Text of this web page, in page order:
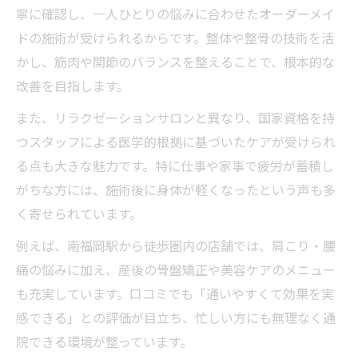
寧に確認し、一人ひとりの悩みに合わせたオーダーメイ
ドの施術が受けられるからです。整体や整骨の技術を活
かし、筋肉や関節のバランスを整えることで、根本的な
改善を目指します。
また、リラクゼーションサロンと異なり、国家資格を持
つスタッフによる医学的根拠に基づいたケアが受けられ
る点も大きな魅力です。特に仕事や家事で疲労が蓄積し
がちな方には、施術後に身体が軽くなったという声も多
く寄せられています。
例えば、南福岡駅から徒歩圏内の店舗では、肩こり・腰
痛の悩みに加え、産後の骨盤矯正や美容ケアのメニュー
も充実しています。口コミでも「通いやすくて効果を実
感できる」との評価が目立ち、忙しい方にも無理なく通
院できる環境が整っています。